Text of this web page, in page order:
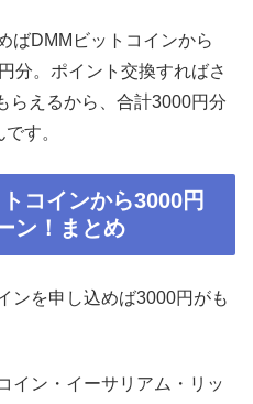
ばDMMビットコインから
分。ポイント交換すればさ
らえるから、合計3000円分
す。
コインから3000円
ン！まとめ
ンを申し込めば3000円がも
イン・イーサリアム・リッ